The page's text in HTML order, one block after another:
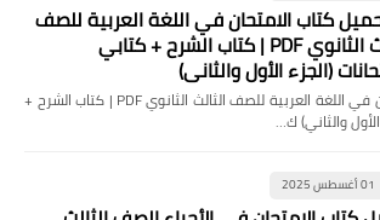
كتاب الامتحان في اللغة العربية للصف
الثالث الثانوي PDF | كتاب الشرح + كتابي
(الجزء الأول والثاني)
📘 تحميل كتاب الامتحان في اللغة العربية للصف الثالث الثانوي PDF | كتاب الشرح +
والثاني) ك…
01 أغسطس 2025